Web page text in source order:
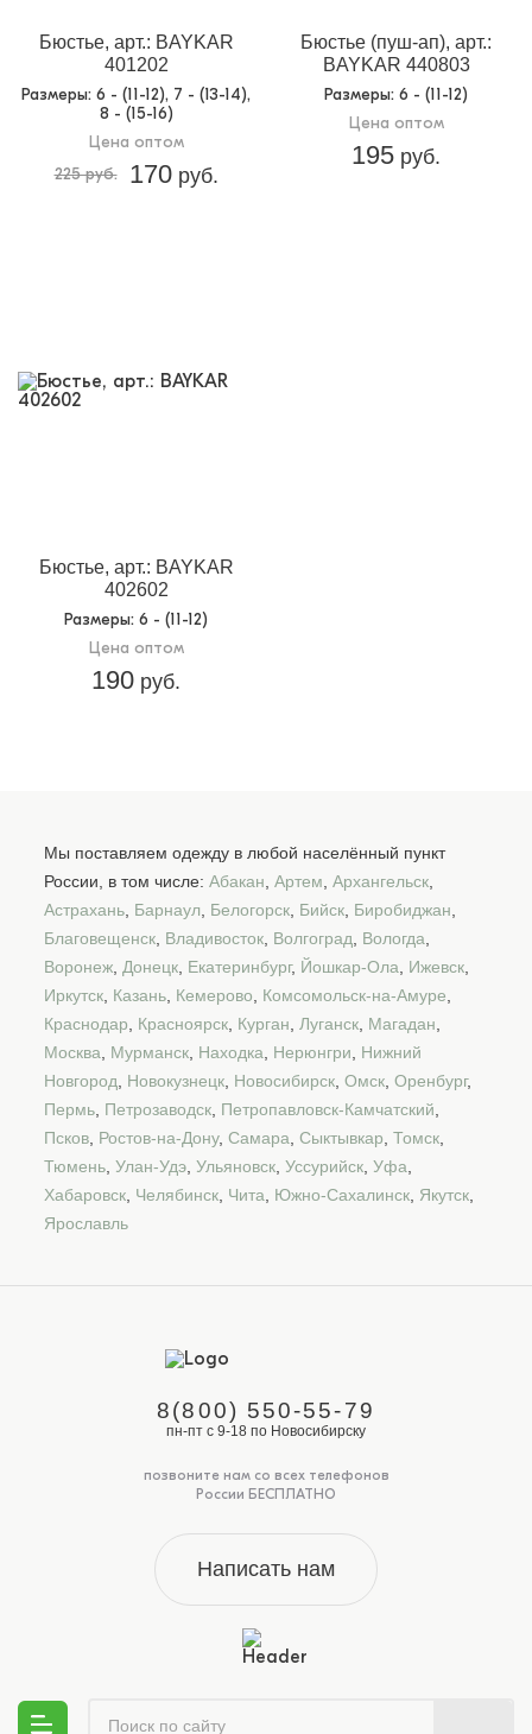
Бюстье, арт.: BAYKAR
401202
Размеры: 6 - (11-12), 7 - (13-14),
8 - (15-16)
Цена оптом
225 руб.
170руб.
Бюстье (пуш-ап), арт.:
BAYKAR 440803
Размеры: 6 - (11-12)
Цена оптом
195 руб.
Бюстье, арт.: BAYKAR
402602
Размеры: 6 - (11-12)
Цена оптом
190 руб.
Мы поставляем одежду в любой населённый пункт
России, в том числе: Абакан Артем Архангельск
Астрахань Барнаул Белогорск Бийск Биробиджан
Благовещенск Владивосток Волгоград Вологда
Воронеж Донецк Екатеринбург, Йошкар-Ола Ижевск
Иркутск Казань Кемерово Комсомольск-на-Амуре
Краснодар
Красноярск Курган Луганск Магадан
Москва
Мурманск Находка Нерюнгри
Нижний
Новгород
Новокузнецк Новосибирск Омск Оренбург,
Пермь Петрозаводск Петропавловск-Камчатский
Псков Ростов-на-Дону, Самара Сыктывкар Томск
Тюмень Улан-Удэ Ульяновск Уссурийск Уфа
Хабаровск Челябинск Чита Южно-Сахалинск Якутск
Ярославль
8(800) 550-55-79
пн-пт с 9-18 по Новосибирску
позвоните нам со всех телефонов
России БЕСПЛАТНО
Написать нам